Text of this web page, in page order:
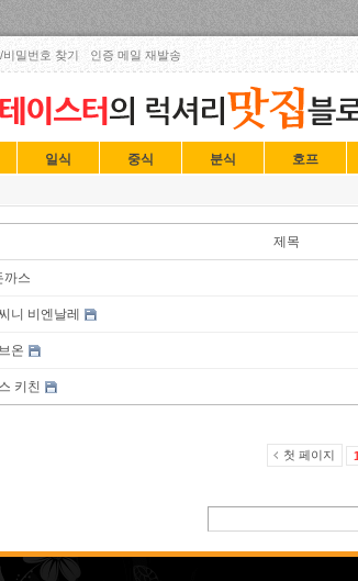
비밀번호 찾기 인증 메일 재발송
일식 중식 분식 호프
제목
까스
니 비엔날레
온
키친
첫 페이지 1